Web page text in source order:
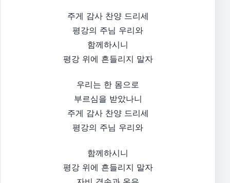
주게 감사 찬양 드리세
평강의 주님 우리와
함께하시니
평강 위에 흔들리지 말자
우리는 한 몸으로
부르심을 받았나니
주게 감사 찬양 드리세
평강의 주님 우리와
함께하시니
평강 위에 흔들리지 말자